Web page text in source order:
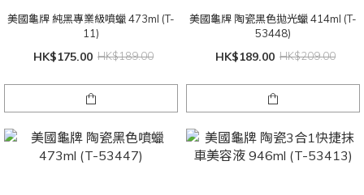
美國龜牌 純黑專業級噴蠟 473ml (T-
11)
HK$175.00 HK$189.00
美國龜牌 陶瓷黑色拋光蠟 414ml (T-
53448)
HK$189.00 HK$209.00